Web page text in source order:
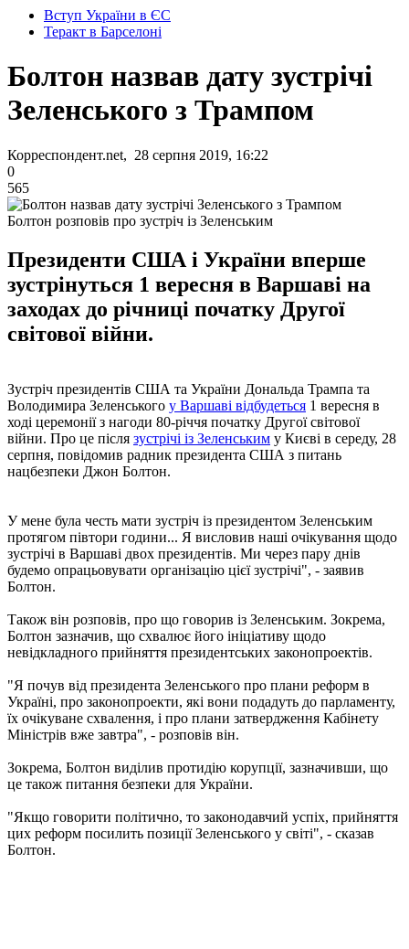
Вступ України в ЄС
Теракт в Барселоні
Болтон назвав дату зустрічі
Зеленського з Трампом
Корреспондент.net, 28 серпня 2019, 16:22
0
565
Болтон розповів про зустріч із Зеленським
Президенти США і України вперше
зустрінуться 1 вересня в Варшаві на
заходах до річниці початку Другої
світової війни.
Зустріч президентів США та України Дональда Трампа та
Володимира Зеленського у Варшаві відбудеться 1 вересня в
ході церемонії з нагоди 80-річчя початку Другої світової
війни. Про це після зустрічі із Зеленським у Києві в середу, 28
серпня, повідомив радник президента США з питань
нацбезпеки Джон Болтон.
У мене була честь мати зустріч із президентом Зеленським
протягом півтори години... Я висловив наші очікування щодо
зустрічі в Варшаві двох президентів. Ми через пару днів
будемо опрацьовувати організацію цієї зустрічі", - заявив
Болтон.
Також він розповів, про що говорив із Зеленським. Зокрема,
Болтон зазначив, що схвалює його ініціативу щодо
невідкладного прийняття президентських законопроектів.
"Я почув від президента Зеленського про плани реформ в
Україні, про законопроекти, які вони подадуть до парламенту,
їх очікуване схвалення, і про плани затвердження Кабінету
Міністрів вже завтра", - розповів він.
Зокрема, Болтон виділив протидію корупції, зазначивши, що
це також питання безпеки для України.
"Якщо говорити політично, то законодавчий успіх, прийняття
цих реформ посилить позиції Зеленського у світі", - сказав
Болтон.